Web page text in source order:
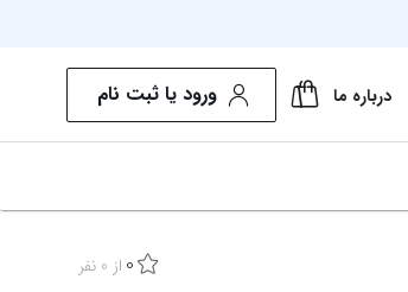
درباره ما ورود یا ثبت نام
0 از 0 نفر